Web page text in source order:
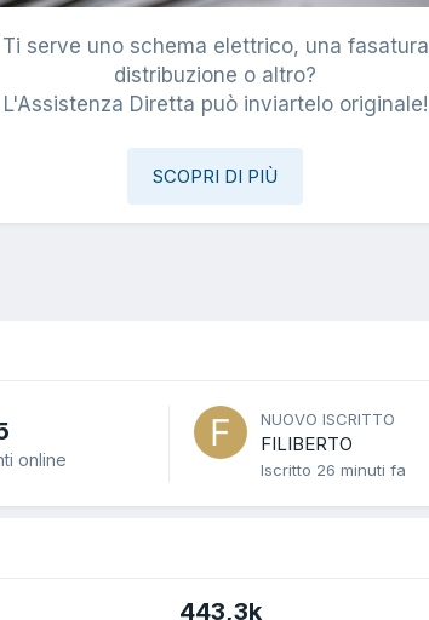
Ti serve uno schema elettrico, una fasatura
distribuzione o altro?
L'Assistenza Diretta può inviartelo originale!
SCOPRI DI PIÙ
online
NUOVO ISCRITTO
FILIBERTO
Iscritto 26 minuti fa
443,3k